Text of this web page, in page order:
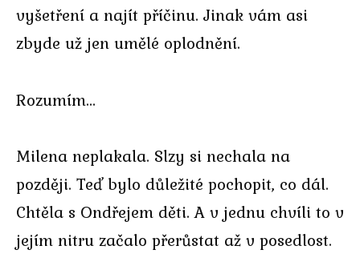
vyšetření a najít příčinu. Jinak vám asi
zbyde už jen umělé oplodnění.
Rozumím…
Milena neplakala. Slzy si nechala na
později. Teď bylo důležité pochopit, co dál.
Chtěla s Ondřejem děti. A v jednu chvíli to v
jejím nitru začalo přerůstat až v posedlost.